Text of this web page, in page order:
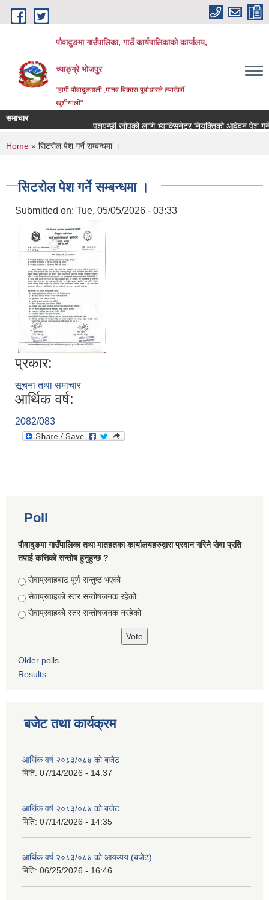
Skip to main content
पौवादुङमा गाउँपालिका, गाउँ कार्यपालिकाको कार्यालय,
च्याङ्ग्रे भोजपुर
"हामी पौवादुङमाली ,मानव विकास पूर्वाधारले ल्याउँछौँ
खुशीयाली"
समाचार
पशुपन्छी खोपको लागि भ्याक्सिनेटर नियुक्तिको आवेदन पेश गर्ने
You are here
Home » सिटरोल पेश गर्ने सम्बन्धमा ।
सिटरोल पेश गर्ने सम्बन्धमा ।
Submitted on: Tue, 05/05/2026 - 03:33
प्रकार:
सूचना तथा समाचार
आर्थिक वर्ष:
2082/083
Poll
पौवादुङमा गाउँपालिका तथा मातहतका कार्यालयहरुद्वारा प्रदान गरिने सेवा प्रति
तपाई कत्तिको सन्तोष हुनुहुन्छ ?
Choices
सेवाप्रवाहबाट पूर्ण सन्तुष्ट भएको
सेवाप्रवाहको स्तर सन्तोषजनक रहेको
सेवाप्रवाहको स्तर सन्तोषजनक नरहेको
Older polls
Results
बजेट तथा कार्यक्रम
आर्थिक वर्ष २०८३/०८४ को बजेट
मिति: 07/14/2026 - 14:37
आर्थिक वर्ष २०८३/०८४ को बजेट
मिति: 07/14/2026 - 14:35
आर्थिक वर्ष २०८३/०८४ को आयव्यय (बजेट)
मिति: 06/25/2026 - 16:46